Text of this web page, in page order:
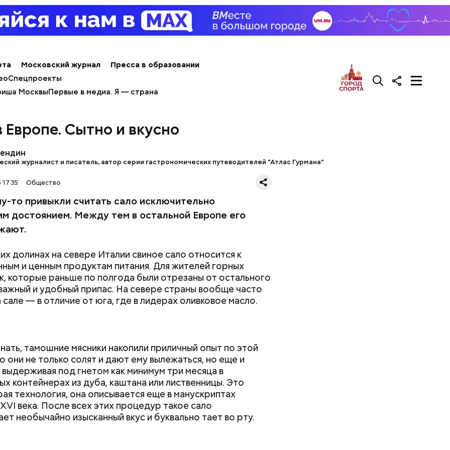
Московский журнал
Пресса в образовании
Спецпроекты
МосквыПервые в медиа. Я — страна
Европе. Сытно и вкусно
журналист и писатель, автор серии гастрономических путеводителей "Атлас Гурмана"
17:35 Общество
то привыкли считать сало исключительно
достоянием. Между тем в остальной Европе его
долинах на севере Италии свиное сало относится к
и ценным продуктам питания. Для жителей горных
которые раньше по полгода были отрезаны от остального
и удобный припас. На севере страны вообще часто
сале — в отличие от юга, где в лидерах оливковое масло.
тамошние мясники накопили приличный опыт по этой
они не только солят и дают ему вылежаться, но еще и
под гнетом как минимум три месяца в
контейнерах из дуба, каштана или лиственницы. Это
технология, она описывается еще в манускриптах
века. После всех этих процедур такое сало
необычайно изысканный вкус и буквально тает во рту.
дожил до глубокой старости и скончался в
века. По церковному преданию, мощи святого
нетленными и источали чудесное миро, от которого
Николая издавна считали покровителем моряков,
Была поговорка: «Кто Николая любит, кто Николаю
святой Николай во всякий час помогает».
растительного масла;
вкусу;